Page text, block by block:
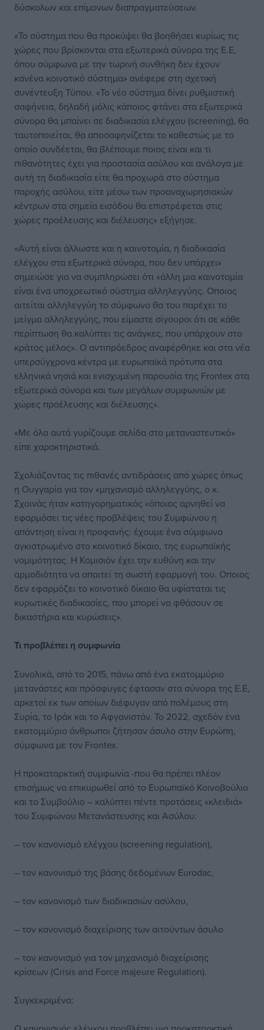
δύσκολων και επίμονων διαπραγματεύσεων.
«Το σύστημα που θα προκύψει θα βοηθήσει κυρίως τις
χώρες που βρίσκονται στα εξωτερικά σύνορα της Ε.Ε,
όπου σύμφωνα με την τωρινή συνθήκη δεν έχουν
κανένα κοινοτικό σύστημα» ανέφερε στη σχετική
συνέντευξη Τύπου. «Το νέο σύστημα δίνει ρυθμιστική
σαφήνεια, δηλαδή μόλις κάποιος φτάνει στα εξωτερικά
σύνορα θα μπαίνει σε διαδικασία ελέγχου (screening), θα
ταυτοποιείται, θα αποσαφηνίζεται το καθεστώς με το
οποίο συνδέεται, θα βλέπουμε ποιος είναι και τι
πιθανότητες έχει για προστασία ασύλου και ανάλογα με
αυτή τη διαδικασία είτε θα προχωρά στο σύστημα
παροχής ασύλου, είτε μέσω των προαναχωρησιακών
κέντρων στα σημεία εισόδου θα επιστρέφεται στις
χώρες προέλευσης και διέλευσης» εξήγησε.
«Αυτή είναι άλλωστε και η καινοτομία, η διαδικασία
ελέγχου στα εξωτερικά σύνορα, που δεν υπάρχει»
σημειώσε για να συμπληρώσει ότι «άλλη μια καινοτομία
είναι ένα υποχρεωτικό σύστημα αλληλεγγύης. Οποιος
αιτείται αλληλεγγύη το σύμφωνο θα του παρέχει το
μείγμα αλληλεγγύης, που είμαστε σίγουροι ότι σε κάθε
περίπτωση θα καλύπτει τις ανάγκες, που υπάρχουν στο
κράτος μέλος». Ο αντιπρόεδρος αναφέρθηκε και στα νέα
υπερσύγχρονα κέντρα με ευρωπαϊκά πρότυπα στα
ελληνικά νησιά και ενισχυμένη παρουσία της Frontex στα
εξωτερικά σύνορα και των μεγάλων συμφωνιών με
χώρες προέλευσης και διέλευσης».
«Με όλα αυτά γυρίζουμε σελίδα στο μεταναστευτικό»
είπε χαρακτηριστικά.
Σχολιάζοντας τις πιθανές αντιδράσεις από χώρες όπως
η Ουγγαρία για τον «μηχανισμό αλληλεγγύης, ο κ.
Σχοινάς ήταν κατηγορηματικός «όποιος αρνηθεί να
εφαρμόσει τις νέες προβλέψεις του Συμφώνου η
απάντηση είναι η προφανής: έχουμε ένα σύμφωνο
αγκιστρωμένο στο κοινοτικό δίκαιο, της ευρωπαϊκής
νομιμότητας. Η Κομισιόν έχει την ευθύνη και την
αρμοδιότητα να απαιτεί τη σωστή εφαρμογή του. Οποιος
δεν εφαρμόζει το κοινοτικό δίκαιο θα υφίσταται τις
κυρωτικές διαδικασίες, που μπορεί να φθάσουν σε
δικαστήρια και κυρώσεις».
Τι προβλέπει η συμφωνία
Συνολικά, από το 2015, πάνω από ένα εκατομμύριο
μετανάστες και πρόσφυγες έφτασαν στα σύνορα της Ε.Ε,
αρκετοί εκ των οποίων διέφυγαν από πολέμους στη
Συρία, το Ιράκ και το Αφγανιστάν. Το 2022, σχεδόν ένα
εκατομμύριο άνθρωποι ζήτησαν άσυλο στην Ευρώπη,
σύμφωνα με τον Frontex.
Η προκαταρκτική συμφωνία -που θα πρέπει πλέον
επισήμως να επικυρωθεί από το Ευρωπαϊκό Κοινοβούλιο
και το Συμβούλιο – καλύπτει πέντε προτάσεις «κλειδιά»
του Συμφώνου Μετανάστευσης και Ασύλου:
– τον κανονισμό ελέγχου (screening regulation),
– τον κανονισμό της βάσης δεδομένων Eurodac,
– τον κανονισμό των διαδικασιών ασύλου,
– τον κανονισμό διαχείρισης των αιτούντων άσυλο
– τον κανονισμό για τον μηχανισμό διαχείρισης
κρίσεων (Crisis and Force majeure Regulation).
Συγκεκριμένα: